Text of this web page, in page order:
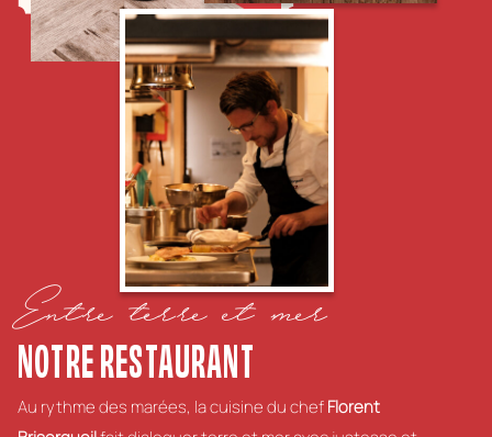
Entre terre et mer
NOTRE RESTAURANT
Au rythme des marées, la cuisine du chefFlorent